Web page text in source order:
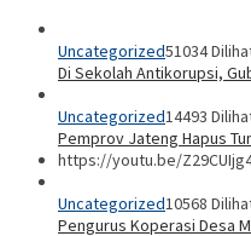
Uncategorized51034
Di Sekolah Antikorupsi,
Uncategorized14493
Pemprov Jateng Hapus
https://youtu.be/
Uncategorized10568
Pengurus Koperasi Desa